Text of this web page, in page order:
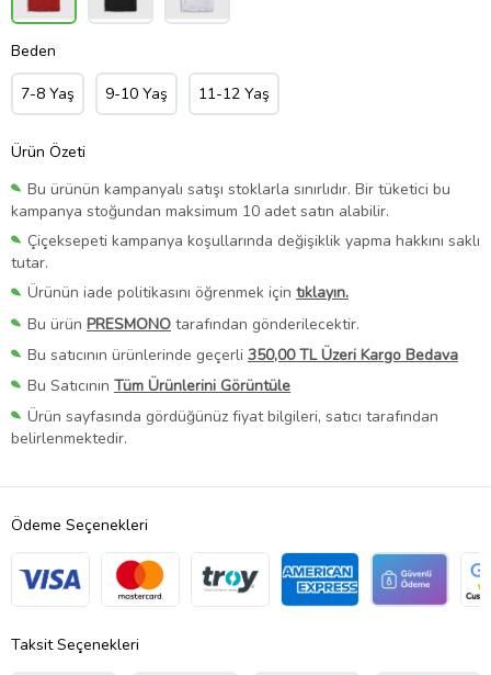
Beden
7-8 Yaş 9-10 Yaş 11-12 Yaş
Ürün Özeti
Bu ürünün kampanyalı satışı stoklarla sınırlıdır. Bir tüketici bu
kampanya stoğundan maksimum 10 adet satın alabilir.
Çiçeksepeti kampanya koşullarında değişiklik yapma hakkını saklı
tutar.
Ürünün iade politikasını öğrenmek için tıklayın.
Bu ürün PRESMONO tarafından gönderilecektir.
Bu satıcının ürünlerinde geçerli 350,00 TL Üzeri Kargo Bedava
Bu Satıcının Tüm Ürünlerini Görüntüle
Ürün sayfasında gördüğünüz fiyat bilgileri, satıcı tarafından
belirlenmektedir.
Ödeme Seçenekleri
Taksit Seçenekleri